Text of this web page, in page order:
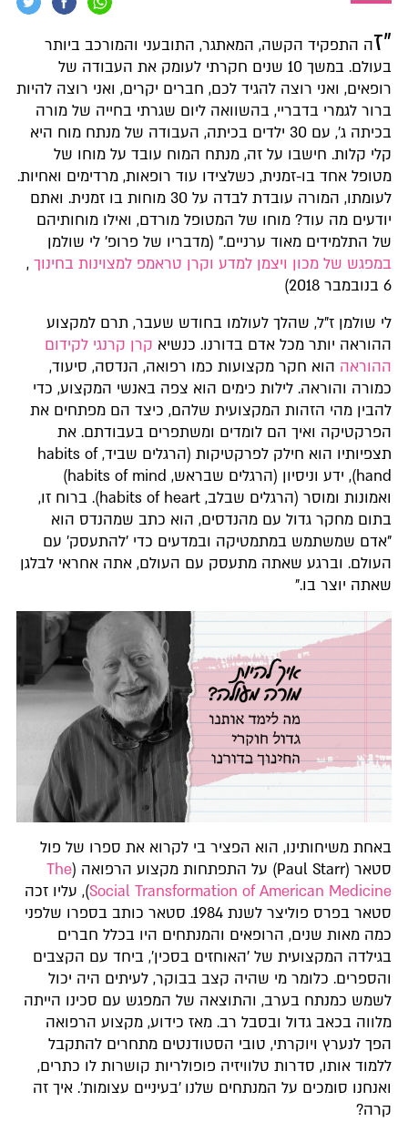
"זה התפקיד הקשה, המאתגר, התובעני והמורכב ביותר
בעולם. במשך 10 שנים חקרתי לעומק את העבודה של
רופאים, ואני רוצה להגיד לכם, חברים יקרים, ואני רוצה להיות
ברור לגמרי בדבריי, בהשוואה ליום שגרתי בחייה של מורה
בכיתה ג', עם 30 ילדים בכיתה, העבודה של מנתח מוח היא
קלי קלות. חישבו על זה, מנתח המוח עובד על מוחו של
מטופל אחד בו-זמנית, כשלצידו עוד רופאות, מרדימים ואחיות.
לעומתו, המורה עובדת לבדה על 30 מוחות בו זמנית. ואתם
יודעים מה עוד? מוחו של המטופל מורדם, ואילו מוחותיהם
של התלמידים מאוד ערניים." (מדבריו של פרופ' לי שולמן
במפגש של מכון ויצמן למדע וקרן טראמפ למצוינות בחינוך ,
6 בנובמבר 2018)
לי שולמן ז"ל, שהלך לעולמו בחודש שעבר, תרם למקצוע
ההוראה יותר מכל אדם בדורנו. כנשיא קרן קרנגי לקידום
ההוראה הוא חקר מקצועות כמו רפואה, הנדסה, סיעוד,
כמורה והוראה. לילות כימים הוא צפה באנשי המקצוע, כדי
להבין מהי הזהות המקצועית שלהם, כיצד הם מפתחים את
הפרקטיקה ואיך הם לומדים ומשתפרים בעבודתם. את
תצפיותיו הוא חילק לפרקטיקות (הרגלים שביד, habits of
hand), ידע וניסיון (הרגלים שבראש, habits of mind)
ואמונות ומוסר (הרגלים שבלב, habits of heart). ברוח זו,
בתום מחקר גדול עם מהנדסים, הוא כתב שמהנדס הוא
"אדם שמשתמש במתמטיקה ובמדעים כדי 'להתעסק' עם
העולם. וברגע שאתה מתעסק עם העולם, אתה אחראי לבלגן
שאתה יוצר בו."
באחת משיחותינו, הוא הפציר בי לקרוא את ספרו של פול
סטאר (Paul Starr) על התפתחות מקצוע הרפואה (
The
Social Transformation of American Medicine), עליו זכה
סטאר בפרס פוליצר לשנת 1984. סטאר כותב בספרו שלפני
כמה מאות שנים, הרופאים והמנתחים היו בכלל חברים
בגילדה המקצועית של 'האוחזים בסכין', ביחד עם הקצבים
והספרים. כלומר מי שהיה קצב בבוקר, לעיתים היה יכול
לשמש כמנתח בערב, והתוצאה של המפגש עם סכינו הייתה
מלווה בכאב גדול ובסבל רב. מאז כידוע, מקצוע הרפואה
הפך לנערץ ויוקרתי, טובי הסטודנטים מתחרים להתקבל
ללמוד אותו, סדרות טלוויזיה פופולריות קושרות לו כתרים,
ואנחנו סומכים על המנתחים שלנו 'בעיניים עצומות'. איך זה
קרה?